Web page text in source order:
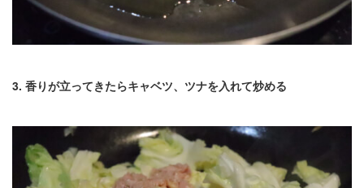
3. 香りが立ってきたらキャベツ、ツナを入れて炒める